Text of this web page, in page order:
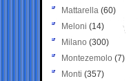
Mattarella (60)
Meloni (14)
Milano (300)
Montezemolo (7)
Monti (357)